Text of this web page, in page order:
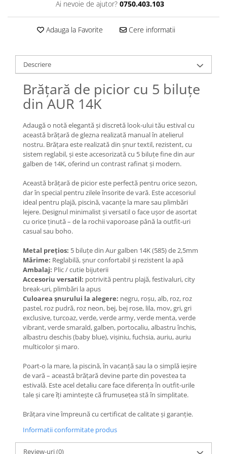
Lănțișoare cu Soare
Lănțișoare cu Semilună
Lănțișoare cu Zodii
Lănțișoare cu Molecule
Lănțișoare cu Pietre Naturale
Lănțișoare Argint Diverse
COLIERE CU PERLE
Coliere cu Perle Naturale
Coliere cu Perle Preciosa
COLIERE ȘNUR REGLABIL
Coliere cu Inimioare
Coliere cu Cruce
Coliere cu Stea
Coliere cu Soare
Coliere cu Semilună
Coliere cu Zodii
Coliere cu Flori
Coliere cu Molecule
Coliere Diverse
BRĂȚĂRI
BRĂȚĂRI CU ȘNUR REGLABIL
Brățări din Aur cu șnur reglabil
Brățări din Argint cu șnur reglabil
BRĂȚĂRI CU PIETRE SEMIPREȚIOASE
Brățări din Aur cu pietre
semiprețioase
Brățări din Argint cu pietre
semiprețioase
Brățări elastice cu pietre
semiprețioase
Brățări de picior din Argint
Ai nevoie de ajutor? 0750.403.103
Adauga la Favorite Cere informatii
Descriere
Brățară de picior cu 5 biluțe
din AUR 14K
Adaugă o notă elegantă și discretă look-ului tău estival cu
această brățară de glezna realizată manual în atelierul
nostru. Brățara este realizată din șnur textil, rezistent, cu
sistem reglabil, și este accesorizată cu 5 biluțe fine din aur
galben de 14K, oferind un contrast rafinat și modern.
Această brățară de picior este perfectă pentru orice sezon,
dar în special pentru zilele însorite de vară. Este accesoriul
ideal pentru plajă, piscină, vacanțe la mare sau plimbări
lejere. Designul minimalist și versatil o face ușor de asortat
cu orice ținută – de la rochii vaporoase până la outfit-uri
casual sau boho.
Metal prețios: 5 biluțe din Aur galben 14K (585) de 2,5mm
Mărime: Reglabilă, șnur confortabil și rezistent la apă
Ambalaj: Plic / cutie bijuterii
Accesoriu versatil: potrivită pentru plajă, festivaluri, city
break-uri, plimbări la apus
Culoarea șnurului la alegere: negru, roșu, alb, roz, roz
pastel, roz pudră, roz neon, bej, bej rose, lila, mov, gri, gri
exclusive, turcoaz, verde, verde army, verde menta, verde
vibrant, verde smarald, galben, portocaliu, albastru închis,
albastru deschis (baby blue), vișiniu, fuchsia, auriu, auriu
multicolor și maro.
Poart-o la mare, la piscină, în vacanță sau la o simplă ieșire
de vară – această brățară devine parte din povestea ta
estivală. Este acel detaliu care face diferența în outfit-urile
tale și care îți amintește că frumusețea stă în simplitate.
Brățara vine împreună cu certificat de calitate și garanție.
Informatii conformitate produs
Review-uri(0)